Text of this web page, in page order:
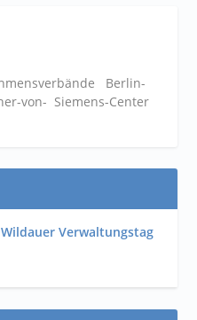
Berlin-
von- Siemens-Center
Verwaltungstag